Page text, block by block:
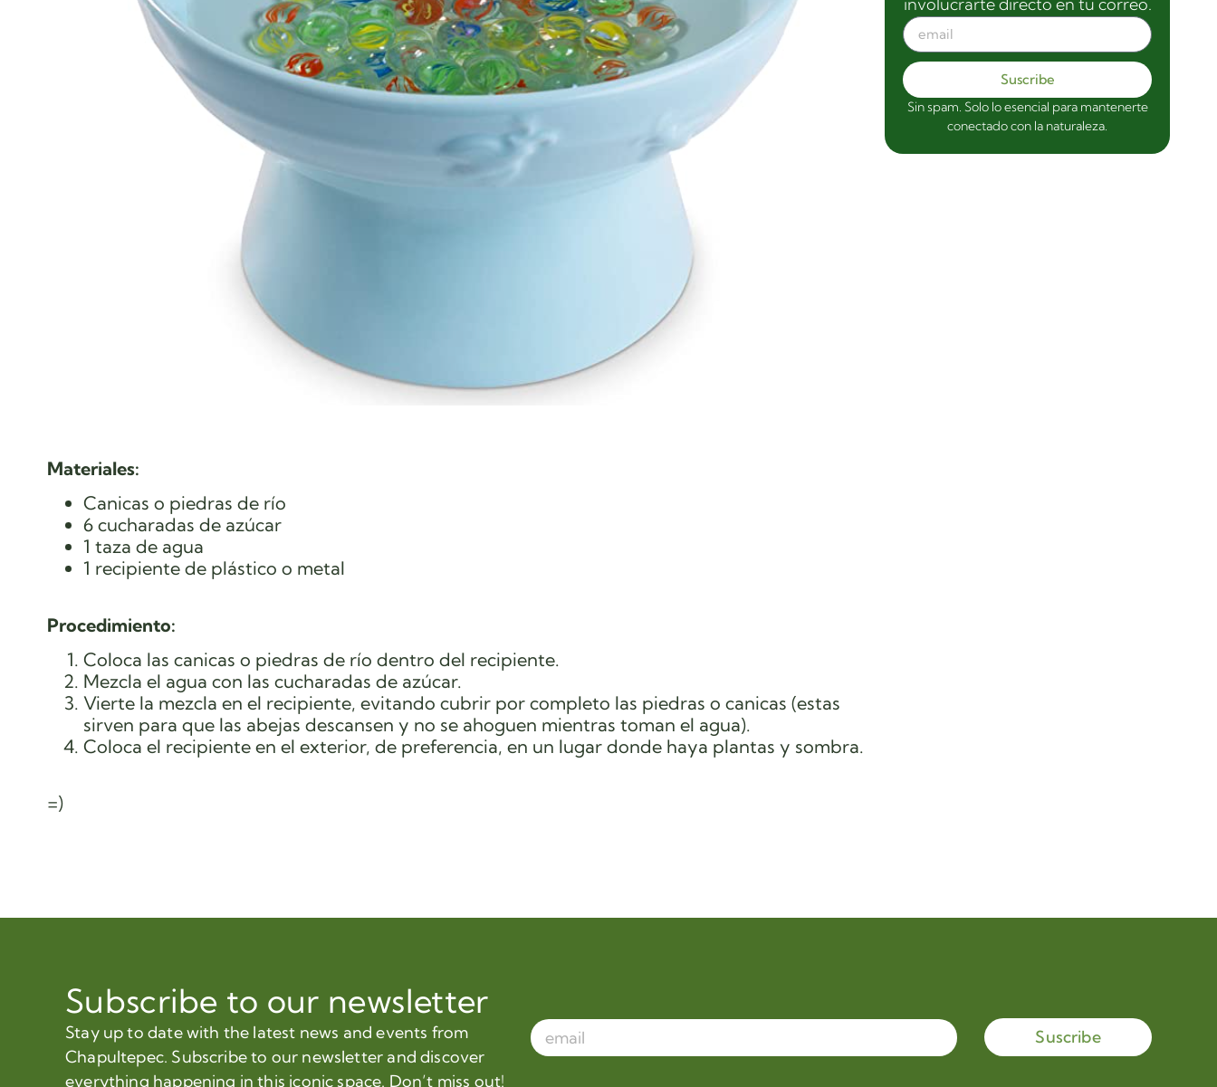
Materiales:
Canicas o piedras de río
6 cucharadas de azúcar
1 taza de agua
1 recipiente de plástico o metal
Procedimiento:
Coloca las canicas o piedras de río dentro del recipiente.
Mezcla el agua con las cucharadas de azúcar.
Vierte la mezcla en el recipiente, evitando cubrir por completo las piedras o canicas (estas
sirven para que las abejas descansen y no se ahoguen mientras toman el agua).
Coloca el recipiente en el exterior, de preferencia, en un lugar donde haya plantas y sombra.
=)
Suscribe
Sin spam. Solo lo esencial para mantenerte
conectado con la naturaleza.
Subscribe to our newsletter
Stay up to date with the latest news and events from
Chapultepec. Subscribe to our newsletter and discover
everything happening in this iconic space. Don’t miss out!
Suscribe